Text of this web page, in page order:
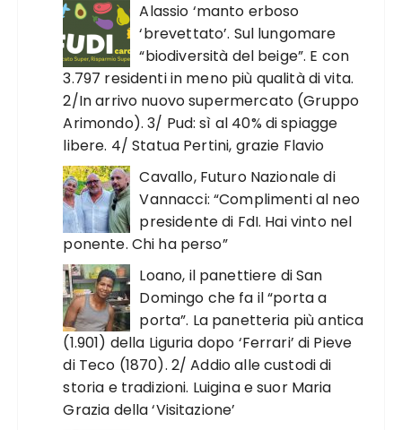
Alassio ‘manto erboso
‘brevettato’. Sul lungomare
“biodiversità del beige”. E con
3.797 residenti in meno più qualità di vita.
2/In arrivo nuovo supermercato (Gruppo
Arimondo). 3/ Pud: sì al 40% di spiagge
libere. 4/ Statua Pertini, grazie Flavio
Cavallo, Futuro Nazionale di
Vannacci: “Complimenti al neo
presidente di FdI. Hai vinto nel
ponente. Chi ha perso”
Loano, il panettiere di San
Domingo che fa il “porta a
porta”. La panetteria più antica
(1.901) della Liguria dopo ‘Ferrari’ di Pieve
di Teco (1870). 2/ Addio alle custodi di
storia e tradizioni. Luigina e suor Maria
Grazia della ‘Visitazione’